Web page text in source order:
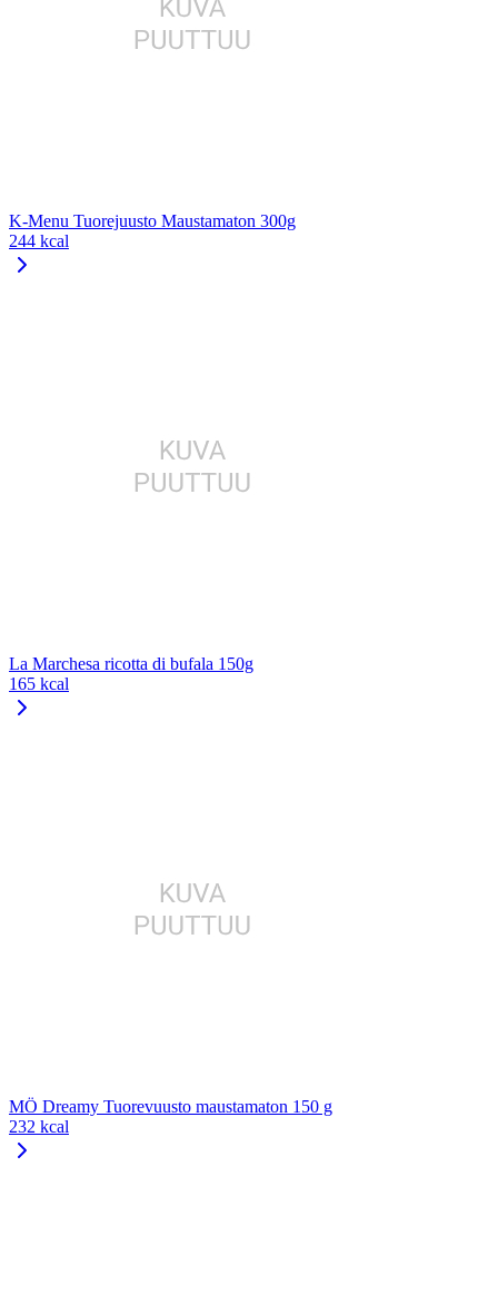
K-Menu Tuorejuusto Maustamaton 300g
244 kcal
La Marchesa ricotta di bufala 150g
165 kcal
MÖ Dreamy Tuorevuusto maustamaton 150 g
232 kcal